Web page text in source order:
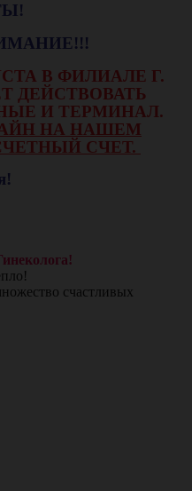
В ФИЛИАЛЕ Г.
ДЕЙСТВОВАТЬ
И ТЕРМИНАЛ.
НА НАШЕМ
СЧЕТ.
счастливых